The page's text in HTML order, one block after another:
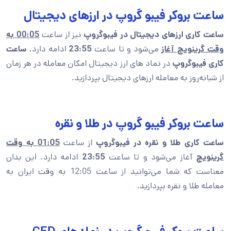
ساعت بروکر فیبو گروپ در ارزهای دیجیتال
ساعت کاری ارزهای دیجیتال در فیبوگروپنیز از ساعت
00:05 به
وقت گرینویچ آغازمی‌شود و تا ساعت 23:55 ادامه دارد. ساعت
کاری فیبوگروپ در نماد های ارز دیجیتال امکان معامله در هر زمان
از شبانه‌روز به معامله ارزهای دیجیتال بپردازید.
ساعت بروکر فیبو گروپ در طلا و نقره
ساعت کاری طلا و نقره در فیبوگروپاز ساعت
01:05 به وقت
گرینویچ آغاز می‌شود و تا ساعت 23:55 ادامه دارد. این بدان
معناست که شما می‌توانید از ساعت 12:05 به وقت ایران به
معامله طلا و نقره بپردازید.